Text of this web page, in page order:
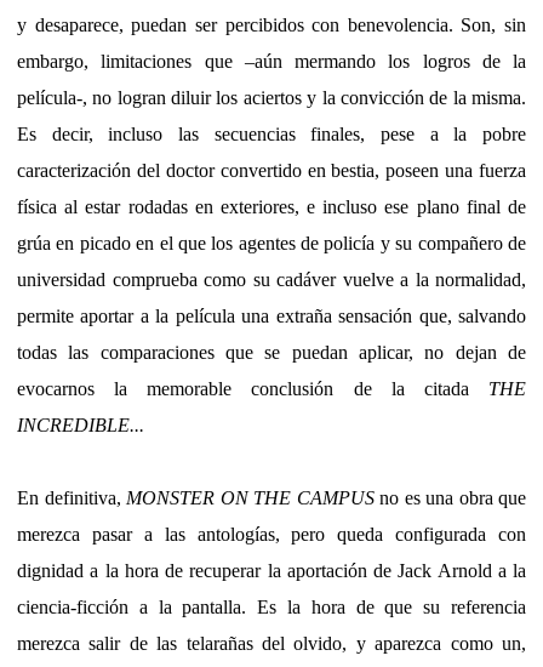
y desaparece, puedan ser percibidos con benevolencia. Son, sin
embargo, limitaciones que –aún mermando los logros de la
película-, no logran diluir los aciertos y la convicción de la misma.
Es decir, incluso las secuencias finales, pese a la pobre
caracterización del doctor convertido en bestia, poseen una fuerza
física al estar rodadas en exteriores, e incluso ese plano final de
grúa en picado en el que los agentes de policía y su compañero de
universidad comprueba como su cadáver vuelve a la normalidad,
permite aportar a la película una extraña sensación que, salvando
todas las comparaciones que se puedan aplicar, no dejan de
evocarnos la memorable conclusión de la citada THE
INCREDIBLE...
En definitiva, MONSTER ON THE CAMPUSno es una obra que
merezca pasar a las antologías, pero queda configurada con
dignidad a la hora de recuperar la aportación de Jack Arnold a la
ciencia-ficción a la pantalla. Es la hora de que su referencia
merezca salir de las telarañas del olvido, y aparezca como un,